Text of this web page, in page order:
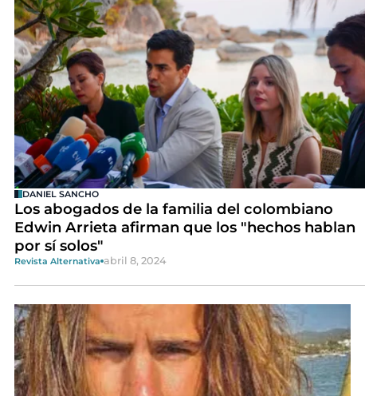
DANIEL SANCHO
Los abogados de la familia del colombiano
Edwin Arrieta afirman que los "hechos hablan
por sí solos"
Revista Alternativa abril 8, 2024